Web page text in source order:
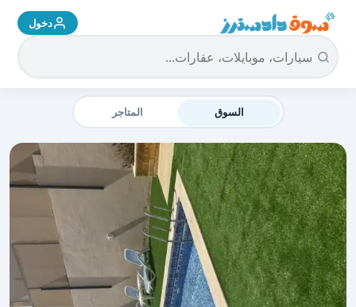
سوق دادسترز الرئيسية دخول
السوق المتاجر